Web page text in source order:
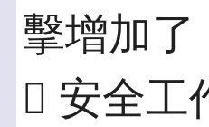
擊增加了
 安全工